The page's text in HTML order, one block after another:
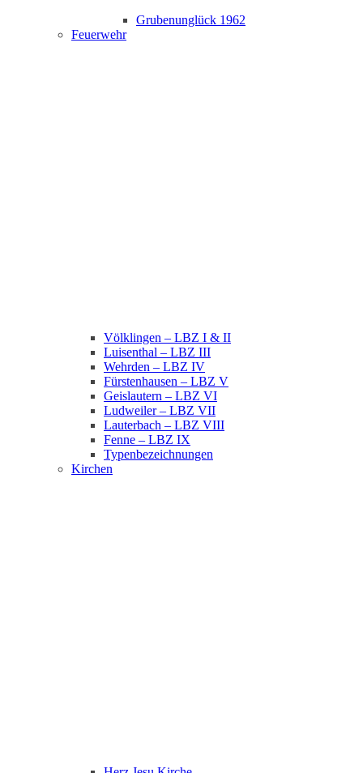
Grubenunglück 1962
Feuerwehr
Völklingen – LBZ I & II
Luisenthal – LBZ III
Wehrden – LBZ IV
Fürstenhausen – LBZ V
Geislautern – LBZ VI
Ludweiler – LBZ VII
Lauterbach – LBZ VIII
Fenne – LBZ IX
Typenbezeichnungen
Kirchen